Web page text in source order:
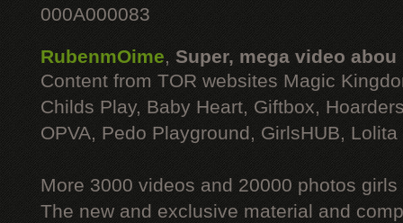
000A000083
RubenmOime, Super, mega video abou
Content from TOR websites Magic
Childs Play, Baby Heart, Giftbox,
OPVA, Pedo Playground, GirlsHUB, Lolita
More 3000 videos and 20000 photos
The new and exclusive material and